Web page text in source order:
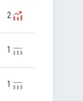
2
1
1